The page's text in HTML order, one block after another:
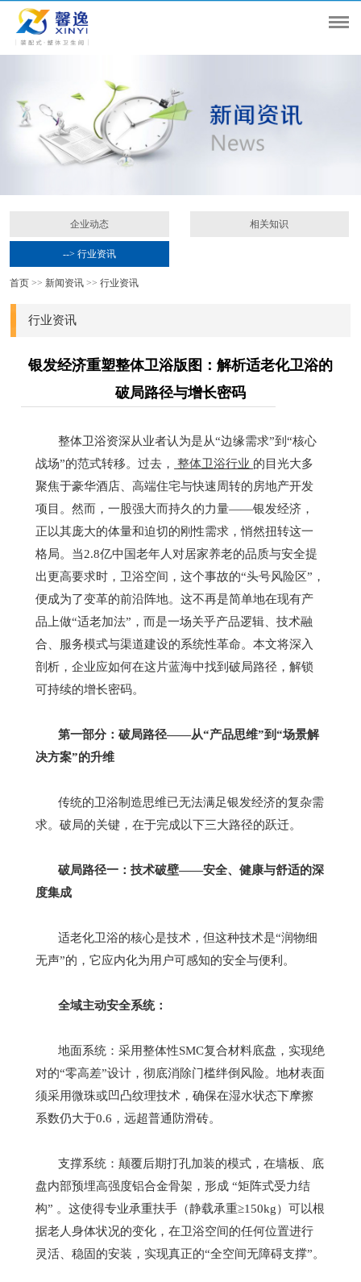
企业动态 相关知识
--> 行业资讯
首页 >> 新闻资讯 >> 行业资讯
行业资讯
银发经济重塑整体卫浴版图：解析适老化卫浴的
破局路径与增长密码
整体卫浴资深从业者认为是从“边缘需求”到“核心
战场”的范式转移。过去， 整体卫浴行业 的目光大多
聚焦于豪华酒店、高端住宅与快速周转的房地产开发
项目。然而，一股强大而持久的力量——银发经济，
正以其庞大的体量和迫切的刚性需求，悄然扭转这一
格局。当2.8亿中国老年人对居家养老的品质与安全提
出更高要求时，卫浴空间，这个事故的“头号风险区” ，
便成为了变革的前沿阵地。这不再是简单地在现有产
品上做“适老加法” ，而是一场关乎产品逻辑、技术融
合、服务模式与渠道建设的系统性革命。本文将深入
剖析，企业应如何在这片蓝海中找到破局路径，解锁
可持续的增长密码。
第一部分：破局路径——从“产品思维”到“场景解
决方案”的升维
传统的卫浴制造思维已无法满足银发经济的复杂需
求。破局的关键，在于完成以下三大路径的跃迁。
破局路径一：技术破壁——安全、健康与舒适的深
度集成
适老化卫浴的核心是技术，但这种技术是“润物细
无声”的，它应内化为用户可感知的安全与便利。
全域主动安全系统：
地面系统：采用整体性SMC复合材料底盘，实现绝
对的“零高差”设计，彻底消除门槛绊倒风险。地材表面
须采用微珠或凹凸纹理技术，确保在湿水状态下摩擦
系数仍大于0.6 ，远超普通防滑砖。
支撑系统：颠覆后期打孔加装的模式，在墙板、底
盘内部预埋高强度铝合金骨架，形成 “矩阵式受力结
构” 。这使得专业承重扶手（静载承重≥150kg）可以根
据老人身体状况的变化，在卫浴空间的任何位置进行
灵活、稳固的安装，实现真正的“全空间无障碍支撑”。